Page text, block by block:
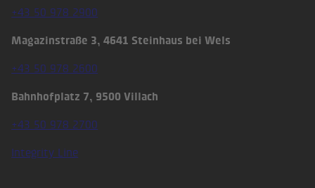
+43 50 978 2900
Magazinstraße 3, 4641 Steinhaus bei Wels
+43 50 978 2600
Bahnhofplatz 7, 9500 Villach
+43 50 978 2700
Integrity Line